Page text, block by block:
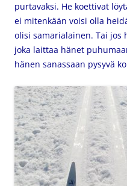
purtavaksi. He koettivat
ei mitenkään voisi olla
olisi samarialainen. Tai jos
joka laittaa hänet
hänen sanassaan pysyvä